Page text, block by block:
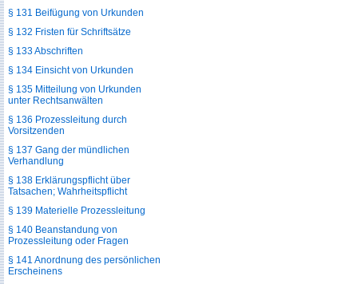
§ 131 Beifügung von Urkunden
§ 132 Fristen für Schriftsätze
§ 133 Abschriften
§ 134 Einsicht von Urkunden
§ 135 Mitteilung von Urkunden
unter Rechtsanwälten
§ 136 Prozessleitung durch
Vorsitzenden
§ 137 Gang der mündlichen
Verhandlung
§ 138 Erklärungspflicht über
Tatsachen; Wahrheitspflicht
§ 139 Materielle Prozessleitung
§ 140 Beanstandung von
Prozessleitung oder Fragen
§ 141 Anordnung des persönlichen
Erscheinens